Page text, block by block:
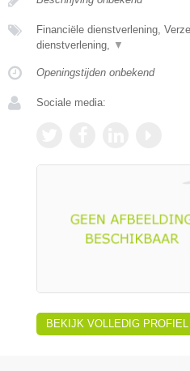
Financiële dienstverlening,
dienstverlening, ▼
Openingstijden onbekend
Sociale media:
BEKIJK VOLLEDIG PROFIEL